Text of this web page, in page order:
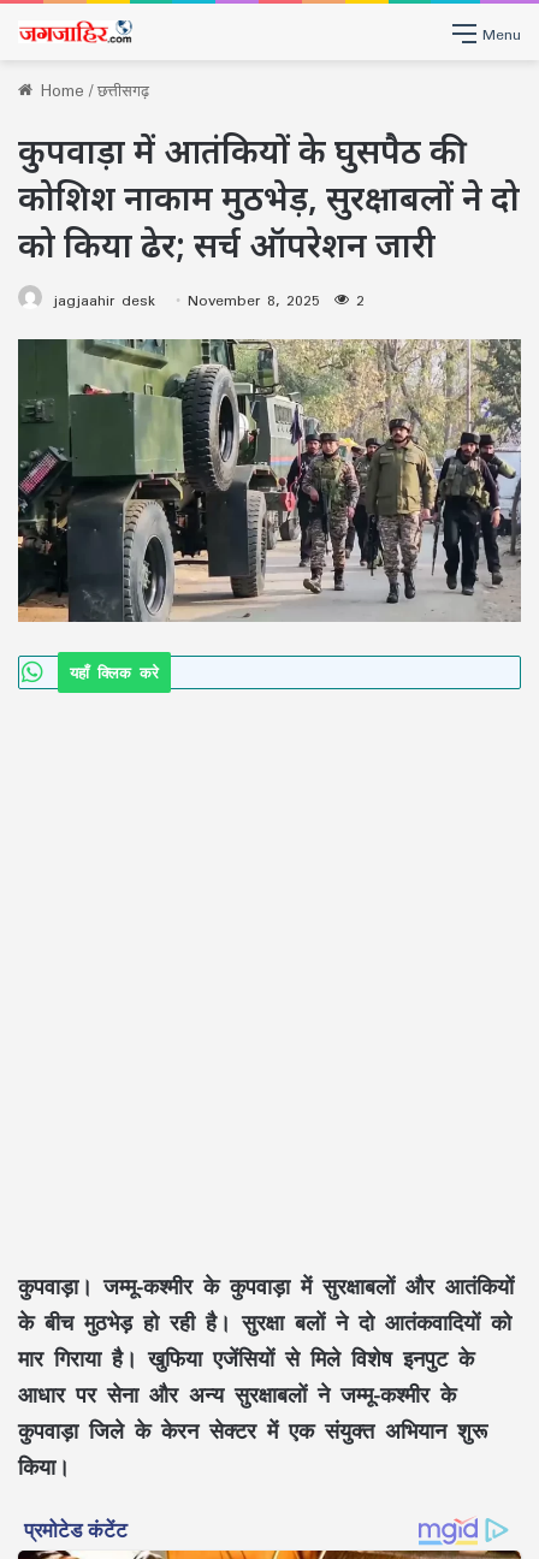
Menu
Home/छत्तीसगढ़
कुपवाड़ा में आतंकियों के घुसपैठ की
कोशिश नाकाम मुठभेड़, सुरक्षाबलों ने दो
को किया ढेर; सर्च ऑपरेशन जारी
jagjaahir desk November 8, 2025 2
यहाँ क्लिक करे
कुपवाड़ा। जम्मू-कश्मीर के कुपवाड़ा में सुरक्षाबलों और आतंकियों
के बीच मुठभेड़ हो रही है। सुरक्षा बलों ने दो आतंकवादियों को
मार गिराया है। खुफिया एजेंसियों से मिले विशेष इनपुट के
आधार पर सेना और अन्य सुरक्षाबलों ने जम्मू-कश्मीर के
कुपवाड़ा जिले के केरन सेक्टर में एक संयुक्त अभियान शुरू
किया।